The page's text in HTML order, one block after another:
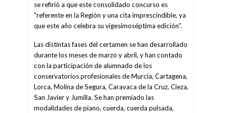
se refirió a que este consolidado concurso es
“referente en la Región y una cita imprescindible, ya
que este año celebra su vigesimoséptima edición”.
Las distintas fases del certamen se han desarrollado
durante los meses de marzo y abril, y han contado
con la participación de alumnado de los
conservatorios profesionales de Murcia, Cartagena,
Lorca, Molina de Segura, Caravaca de la Cruz, Cieza,
San Javier y Jumilla. Se han premiado las
modalidades de piano, cuerda, cuerda pulsada,